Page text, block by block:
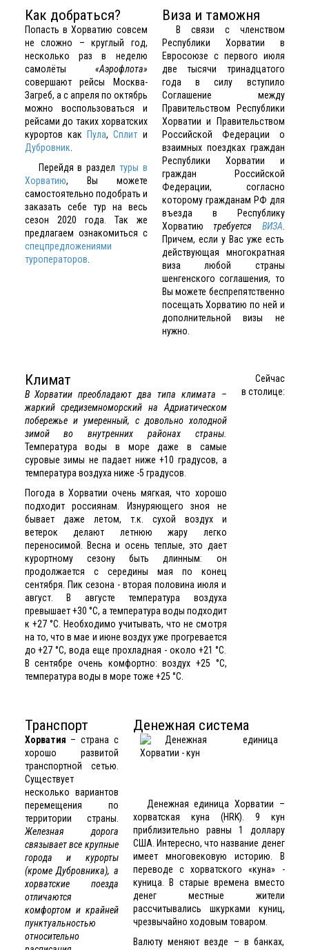
Как добраться?
Попасть в Хорватию совсем
не сложно – круглый год,
несколько раз в неделю
самолёты «Аэрофлота»
совершают рейсы Москва-
Загреб, а с апреля по октябрь
можно воспользоваться и
рейсами до таких хорватских
курортов как
Пула,Сплит и
Дубровник
Перейдя в раздел туры в
Хорватию, Вы можете
самостоятельно подобрать и
заказать себе тур на весь
сезон 2020 года. Так же
предлагаем ознакомиться с
спецпредложениями
туроператоров
Виза и таможня
В связи с членством
Республики Хорватии в
Евросоюзе с первого июля
две тысячи тринадцатого
гoдa в силу вступило
Соглашение между
Правительством Республики
Хорватии и Правительством
Российской Федерации о
взаимных поездках граждан
Республики Хорватии и
граждан Российской
Федерации, согласно
которому гражданам РФ для
въезда в Республику
Хорватию требуется ВИЗА
Причем, если у Вас уже есть
действующая многократная
виза любой страны
шенгенского соглашения, то
Вы можете беспрепятственно
посещать Хорватию по ней и
дополнительной визы не
нужно.
Климат
В Хорватии преобладают два типа климата –
жаркий средиземноморский на Адриатическом
побережье и умеренный, с довольно холодной
зимой во внутренних районах страны.
Температура воды в море даже в самые
суровые зимы не падает ниже +10 градусов, а
температура воздуха ниже -5 градусов.
Погода в Хорватии очень мягкая, что хорошо
подходит россиянам. Изнуряющего зноя не
бывает даже летом, т.к. сухой воздух и
ветерок делают летнюю жару легко
переносимой. Весна и осень теплые, это дает
курортному сезону быть длинным: он
продолжается с середины мая по конец
сентября. Пик сезона - вторая половина июля и
август. В августе температура воздуха
превышает +30 °C, а температура воды подходит
к +27 °C. Необходимо учитывать, что не смотря
на то, что в мае и июне воздух уже прогревается
до +27 °C, вода еще прохладная - около +21 °C.
В сентябре очень комфортно: воздух +25 °C,
температура воды в море тоже +25 °C.
Сейчас
в столице:
Транспорт
Хорватия – страна с
хорошо развитой
транспортной сетью.
Существует
несколько вариантов
перемещения по
территории страны.
Железная дорога
связывает все крупные
города и курорты
(кроме Дубровника), а
хорватские поезда
отличаются
комфортом и крайней
пунктуальностью
относительно
Денежная система
Денежная единица Хорватии –
хорватская куна (HRK). 9 кун
приблизительно равны 1 доллару
США. Интересно, что название денег
имеет многовековую историю. В
переводе с хорватского «куна» -
куница. В старые времена вместо
денег местные жители
рассчитывались шкурками куниц,
чрезвычайно ходовым товаром.
Валюту меняют везде – в банках,